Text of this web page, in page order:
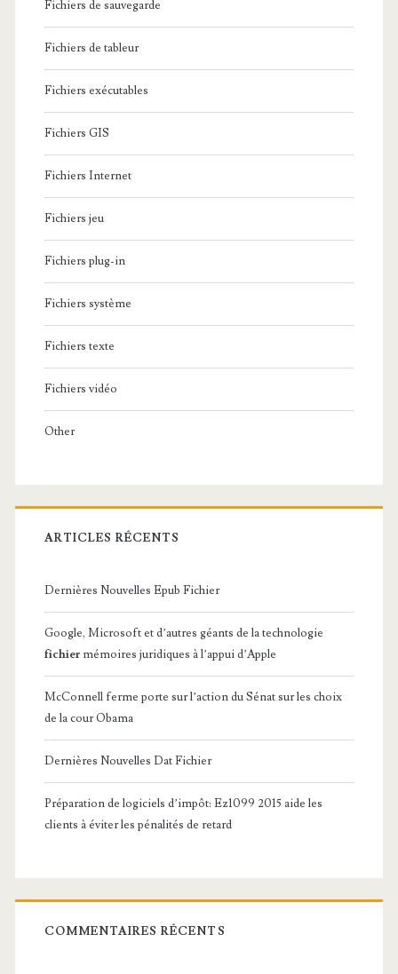
Fichiers de sauvegarde
Fichiers de tableur
Fichiers exécutables
Fichiers GIS
Fichiers Internet
Fichiers jeu
Fichiers plug-in
Fichiers système
Fichiers texte
Fichiers vidéo
Other
ARTICLES RÉCENTS
Dernières Nouvelles Epub Fichier
Google, Microsoft et d’autres géants de la technologie
fichier mémoires juridiques à l’appui d’Apple
McConnell ferme porte sur l’action du Sénat sur les choix
de la cour Obama
Dernières Nouvelles Dat Fichier
Préparation de logiciels d’impôt: Ez1099 2015 aide les
clients à éviter les pénalités de retard
COMMENTAIRES RÉCENTS